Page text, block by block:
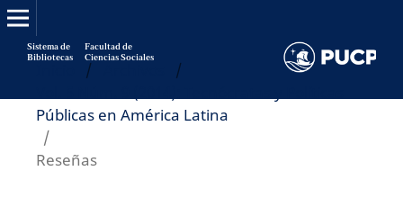
Sistema de
Bibliotecas
Facultad de
Ciencias Sociales
/
/
Públicas en América Latina
/
Reseñas